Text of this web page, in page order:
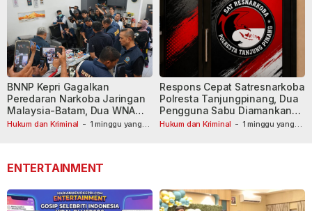
Hukum dan Kriminal - 1 minggu yang
BNNP Kepri Gagalkan
Peredaran Narkoba Jaringan
Malaysia-Batam, Dua WNA
Masih Diburu
Hukum dan Kriminal - 1 minggu yang
Respons Cepat Satresnarkoba
Polresta Tanjungpinang, Dua
Pengguna Sabu Diamankan
Usai Dilaporkan ke Call Center
ENTERTAINMENT